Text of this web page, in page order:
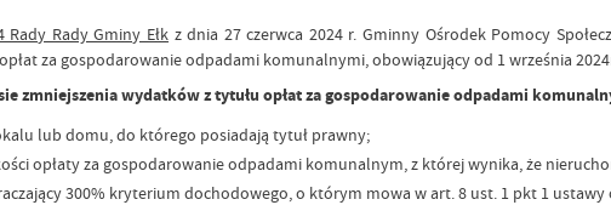
Rady Rady Gminy Ełk z dnia 27 czerwca 2024 r. Gminny Ośrodek Pomocy
za gospodarowanie odpadami komunalnymi, obowiązujący od 1 września
zmniejszenia wydatków z tytułu opłat za gospodarowanie odpadami
lub domu, do którego posiadają tytuł prawny;
opłaty za gospodarowanie odpadami komunalnym, z której wynika, że
300% kryterium dochodowego, o którym mowa w art. 8 ust. 1 pkt 1 ustawy